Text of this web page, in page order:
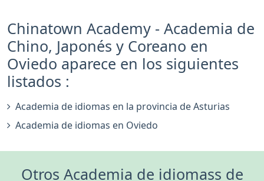
Chinatown Academy - Academia de
Chino, Japonés y Coreano en
Oviedo aparece en los siguientes
listados :
Academia de idiomas en la provincia de Asturias
Academia de idiomas en Oviedo
Otros Academia de idiomass de